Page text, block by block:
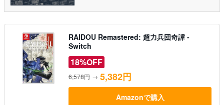
RAIDOU Remastered: 超力兵団奇譚 -
Switch
18%OFF
6,578円 → 5,382円
Amazonで購入